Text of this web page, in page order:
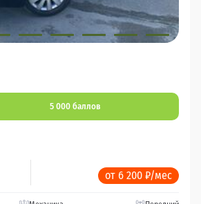
5 000 баллов
от 6 200 ₽/мес